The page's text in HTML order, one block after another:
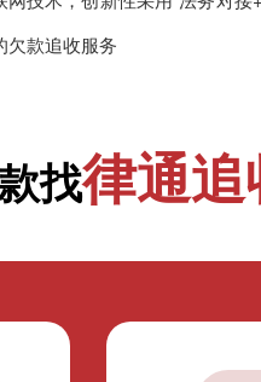
欠款追收服务
找律通追